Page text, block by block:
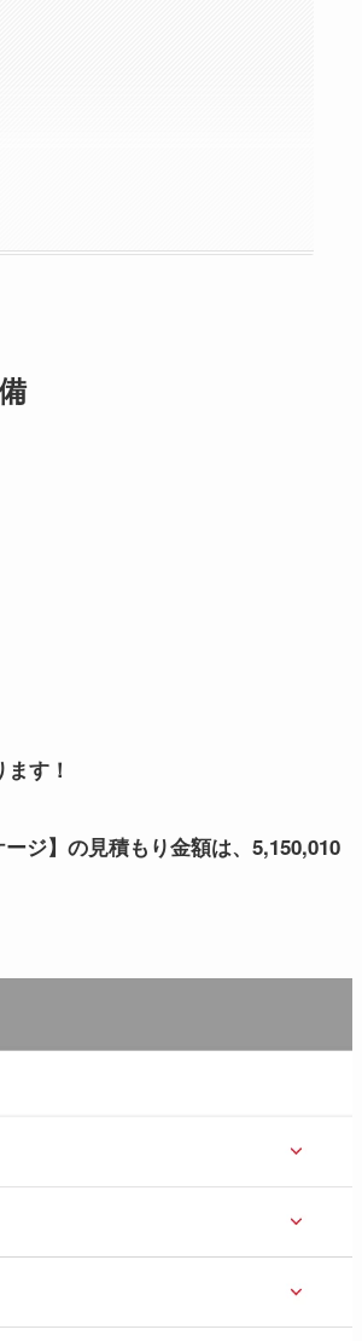
す！
ージ】の見積もり金額は、5,150,010